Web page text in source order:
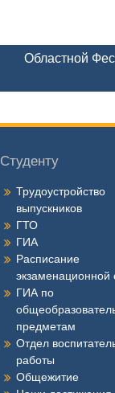
Областной
Студенту
Трудоустройство
выпускников
ГТО
ГИА
Расписание
экзаменационной
ГИА по
предметам
Отдел
работы
Общежитие